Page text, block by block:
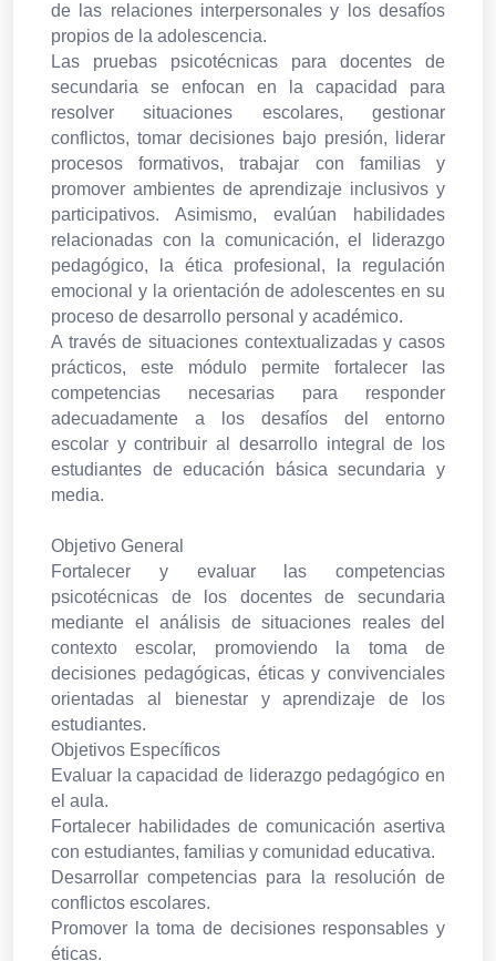
de las relaciones interpersonales y los desafíos
propios de la adolescencia.
Las pruebas psicotécnicas para docentes de
secundaria se enfocan en la capacidad para
resolver situaciones escolares, gestionar
conflictos, tomar decisiones bajo presión, liderar
procesos formativos, trabajar con familias y
promover ambientes de aprendizaje inclusivos y
participativos. Asimismo, evalúan habilidades
relacionadas con la comunicación, el liderazgo
pedagógico, la ética profesional, la regulación
emocional y la orientación de adolescentes en su
proceso de desarrollo personal y académico.
A través de situaciones contextualizadas y casos
prácticos, este módulo permite fortalecer las
competencias necesarias para responder
adecuadamente a los desafíos del entorno
escolar y contribuir al desarrollo integral de los
estudiantes de educación básica secundaria y
media.
Objetivo General
Fortalecer y evaluar las competencias
psicotécnicas de los docentes de secundaria
mediante el análisis de situaciones reales del
contexto escolar, promoviendo la toma de
decisiones pedagógicas, éticas y convivenciales
orientadas al bienestar y aprendizaje de los
estudiantes.
Objetivos Específicos
Evaluar la capacidad de liderazgo pedagógico en
el aula.
Fortalecer habilidades de comunicación asertiva
con estudiantes, familias y comunidad educativa.
Desarrollar competencias para la resolución de
conflictos escolares.
Promover la toma de decisiones responsables y
éticas.